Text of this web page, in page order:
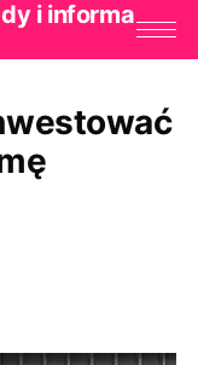
i informa